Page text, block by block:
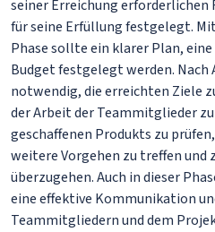
seiner Erreichung erforderlichen
für seine Erfüllung festgelegt.
Phase sollte ein klarer Plan,
Budget festgelegt werden. Nach
notwendig, die erreichten Ziele
der Arbeit der Teammitglieder
geschaffenen Produkts zu
weitere Vorgehen zu treffen und
überzugehen. Auch in dieser
eine effektive Kommunikation
Teammitgliedern und dem